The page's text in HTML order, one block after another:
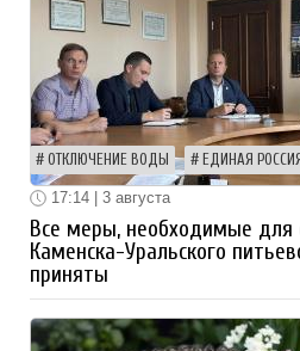
ОТКЛЮЧЕНИЕ ВОДЫ ЕДИНАЯ
17:14 | 3 августа
Все меры, необходимые для
Каменска-Уральского
приняты